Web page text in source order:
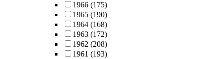
1966 (175)
1965 (190)
1964 (168)
1963 (172)
1962 (208)
1961 (193)